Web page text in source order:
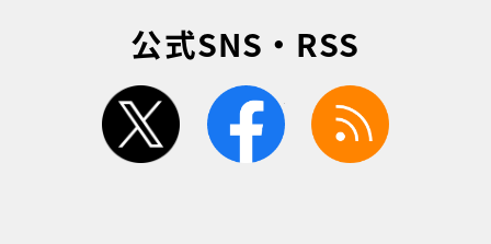
公式SNS・RSS
twitter facebook